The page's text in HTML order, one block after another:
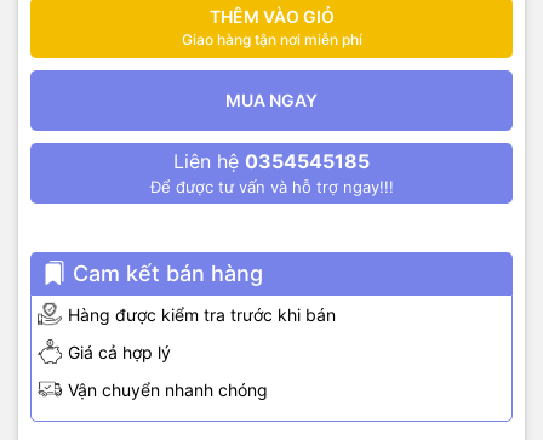
THÊM VÀO GIỎ
Giao hàng tận nơi miễn phí
MUA NGAY
Liên hệ 0354545185
Để được tư vấn và hỗ trợ ngay!!!
Cam kết bán hàng
Hàng được kiểm tra trước khi bán
Giá cả hợp lý
Vận chuyển nhanh chóng